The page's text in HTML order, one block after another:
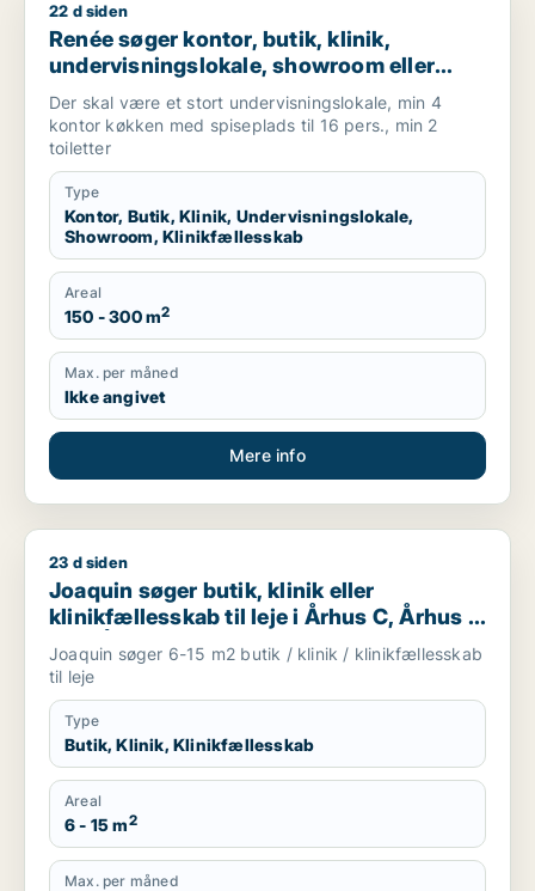
Renée søger kontor, butik, klinik, undervisningslokale,
22 d siden
Renée søger kontor, butik, klinik,
undervisningslokale, showroom eller
klinikfællesskab til leje i Ringsted
Der skal være et stort undervisningslokale, min 4
kontor køkken med spiseplads til 16 pers., min 2
toiletter
Type
Kontor, Butik, Klinik, Undervisningslokale,
Showroom, Klinikfællesskab
Areal
150 - 300 m2
Max. per måned
Ikke angivet
Mere info
Joaquin søger butik, klinik eller klinikfællesskab til leje i
23 d siden
Joaquin søger butik, klinik eller
klinikfællesskab til leje i Århus C, Århus N
eller Århus V m.fl.
Joaquin søger 6-15 m2 butik / klinik / klinikfællesskab
til leje
Type
Butik, Klinik, Klinikfællesskab
Areal
6 - 15 m2
Max. per måned